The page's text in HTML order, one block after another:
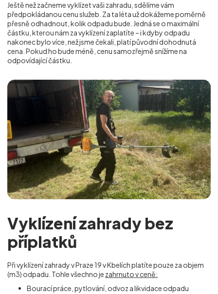
Ještě než začneme vyklízet vaši zahradu, sdělíme vám
předpokládanou cenu služeb. Za ta léta už dokážeme poměrně
přesně odhadnout, kolik odpadu bude. Jedná se o maximální
částku, kterou nám za vyklízení zaplatíte – i kdyby odpadu
nakonec bylo více, než jsme čekali, platí původní dohodnutá
cena. Pokud ho bude méně, cenu samozřejmě snížíme na
odpovídající částku.
Vyklízení zahrady bez
příplatků
Při vyklízení zahrady v Praze 19 v Kbelíchplatíte pouze za objem
(m3) odpadu. Tohle všechno je zahrnuto v ceně:
Bourací práce, pytlování, odvoz a likvidace odpadu